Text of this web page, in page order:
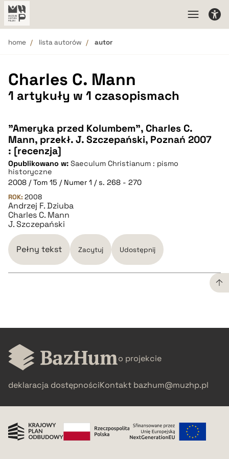
home lista autorów autor
Charles C. Mann
1 artykuły w 1 czasopismach
"Ameryka przed Kolumbem", Charles C.
Mann, przekł. J. Szczepański, Poznań 2007
: [recenzja]
Opublikowano w: Saeculum Christianum : pismo
historyczne
2008 / Tom 15 / Numer 1 / s. 268 - 270
ROK: 2008
Andrzej F. Dziuba
Charles C. Mann
J. Szczepański
Pełny tekst Zacytuj Udostępnij
BIBTEX
o projekcie
deklaracja dostępnościKontakt bazhum@muzhp.pl